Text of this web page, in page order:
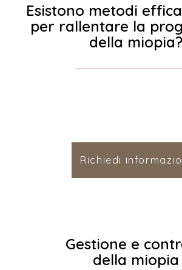
Esistono metodi
per rallentare la
della miopia?
Richiedi
Gestione e
della miopia